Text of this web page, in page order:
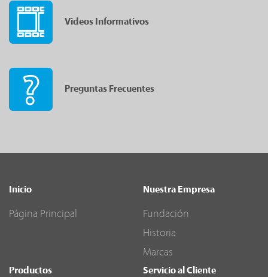
Videos Informativos
Preguntas Frecuentes
Inicio
Página Principal
Nuestra Empresa
Fundación
Historia
Marcas
Productos Servicio al Cliente